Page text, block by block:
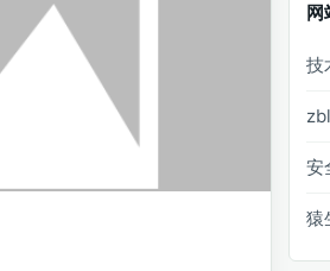
网
技
安
猿